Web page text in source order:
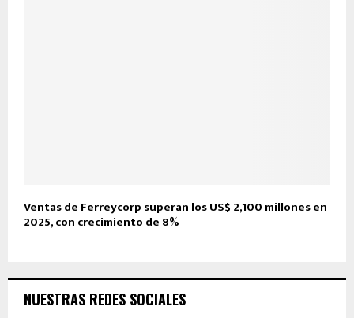
Ventas de Ferreycorp superan los US$ 2,100 millones en
2025, con crecimiento de 8%
NUESTRAS REDES SOCIALES